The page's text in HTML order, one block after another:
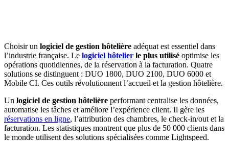
Choisir un logiciel de gestion hôtelière adéquat est essentiel dans
l’industrie française. Le logiciel hôtelier le plus utilisé optimise les
opérations quotidiennes, de la réservation à la facturation. Quatre
solutions se distinguent : DUO 1800, DUO 2100, DUO 6000 et
Mobile CI. Ces outils révolutionnent l’accueil et la gestion hôtelière.
Un logiciel de gestion hôtelière performant centralise les données,
automatise les tâches et améliore l’expérience client. Il gère les
réservations en ligne, l’attribution des chambres, le check-in/out et la
facturation. Les statistiques montrent que plus de 50 000 clients dans
le monde utilisent des solutions spécialisées comme Lightspeed.